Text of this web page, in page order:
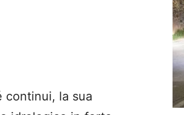
continui, la sua